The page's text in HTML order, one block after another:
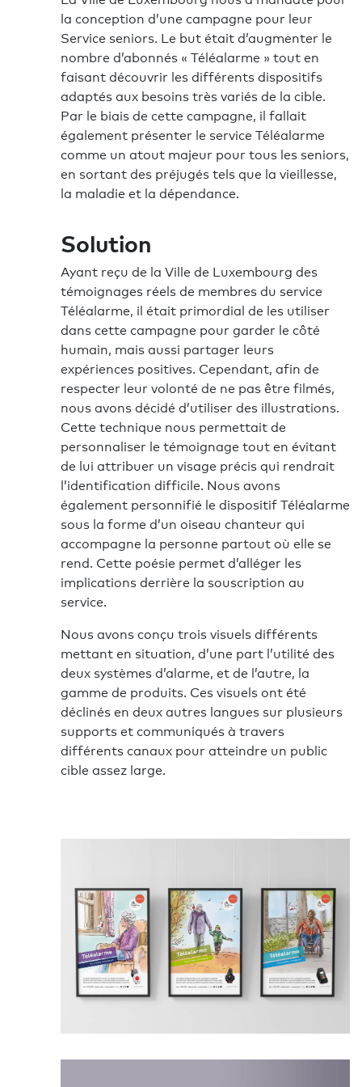
la conception d’une campagne pour leur
Service seniors. Le but était d’augmenter le
nombre d’abonnés « Téléalarme » tout en
faisant découvrir les différents dispositifs
adaptés aux besoins très variés de la cible.
Par le biais de cette campagne, il fallait
également présenter le service Téléalarme
comme un atout majeur pour tous les seniors,
en sortant des préjugés tels que la vieillesse,
la maladie et la dépendance.
Solution
Ayant reçu de la Ville de Luxembourg des
témoignages réels de membres du service
Téléalarme, il était primordial de les utiliser
dans cette campagne pour garder le côté
humain, mais aussi partager leurs
expériences positives. Cependant, afin de
respecter leur volonté de ne pas être filmés,
nous avons décidé d’utiliser des illustrations.
Cette technique nous permettait de
personnaliser le témoignage tout en évitant
de lui attribuer un visage précis qui rendrait
l’identification difficile. Nous avons
également personnifié le dispositif Téléalarme
sous la forme d’un oiseau chanteur qui
accompagne la personne partout où elle se
rend. Cette poésie permet d’alléger les
implications derrière la souscription au
service.
Nous avons conçu trois visuels différents
mettant en situation, d’une part l’utilité des
deux systèmes d’alarme, et de l’autre, la
gamme de produits. Ces visuels ont été
déclinés en deux autres langues sur plusieurs
supports et communiqués à travers
différents canaux pour atteindre un public
cible assez large.